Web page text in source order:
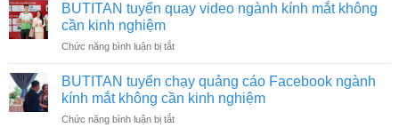
BUTITAN tuyển quay video ngành kính mắt không
cần kinh nghiệm
Chức năng bình luận bị tắtở
tuyển
quay
video
ngành
BUTITAN tuyển chạy quảng cáo Facebook ngành
kính mắt không cần kinh nghiệm
Chức năng bình luận bị tắtở